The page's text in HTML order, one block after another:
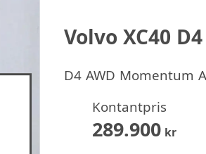
Volvo XC40
D4 AWD Momentum
Kontantpris
289.900kr